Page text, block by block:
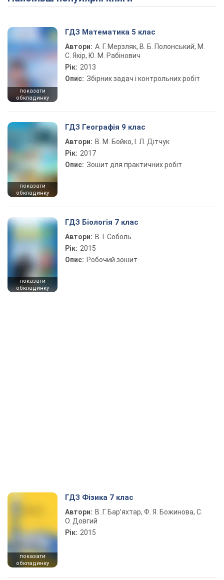
показати
обкладинку
ГДЗ Математика 5 клас
Автори: А. Г. Мерзляк, В. Б. Полонський, М.
С. Якір, Ю. М. Рабінович
Рік: 2013
Опис: Збірник задач і контрольних робіт
показати
обкладинку
ГДЗ Географія 9 клас
Автори: В. М. Бойко, І. Л. Дітчук
Рік: 2017
Опис: Зошит для практичних робіт
показати
обкладинку
ГДЗ Біологія 7 клас
Автори: В. І. Соболь
Рік: 2015
Опис: Робочий зошит
показати
обкладинку
ГДЗ Фізика 7 клас
Автори: В. Г. Бар’яхтар, Ф. Я. Божинова, С.
О. Довгий
Рік: 2015